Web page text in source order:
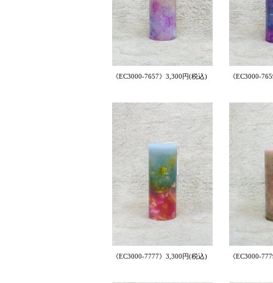
《EC3000-7657》3,300円(税込) 《EC3000-
《EC3000-7777》3,300円(税込) 《EC3000-